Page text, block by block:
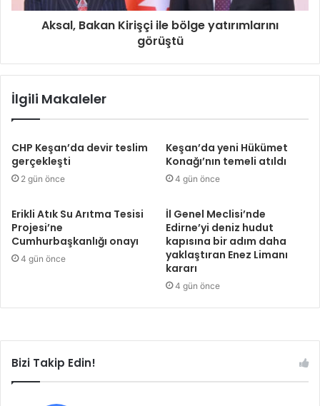
Aksal, Bakan Kirişçi ile bölge yatırımlarını
görüştü
İlgili Makaleler
CHP Keşan’da devir teslim
gerçekleşti
2 gün önce
Keşan’da yeni Hükümet
Konağı’nın temeli atıldı
4 gün önce
Erikli Atık Su Arıtma Tesisi
Projesi’ne
Cumhurbaşkanlığı onayı
4 gün önce
İl Genel Meclisi’nde
Edirne’yi deniz hudut
kapısına bir adım daha
yaklaştıran Enez Limanı
kararı
4 gün önce
Bizi Takip Edin!